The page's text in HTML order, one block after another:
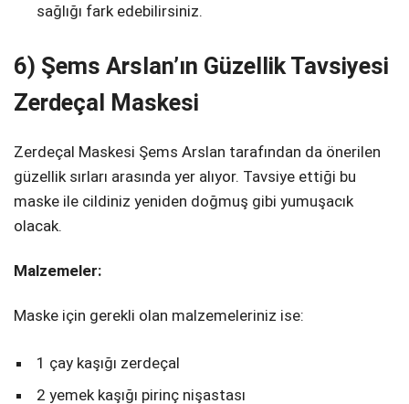
sağlığı fark edebilirsiniz.
6) Şems Arslan’ın Güzellik Tavsiyesi
Zerdeçal Maskesi
Zerdeçal Maskesi Şems Arslan tarafından da önerilen
güzellik sırları arasında yer alıyor. Tavsiye ettiği bu
maske ile cildiniz yeniden doğmuş gibi yumuşacık
olacak.
Malzemeler:
Maske için gerekli olan malzemeleriniz ise:
1 çay kaşığı zerdeçal
2 yemek kaşığı pirinç nişastası